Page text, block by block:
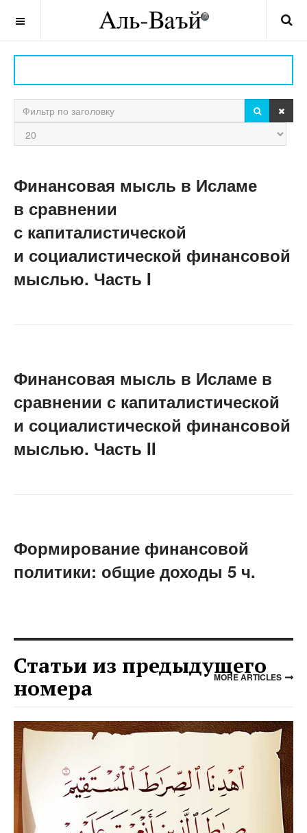
Фильтр по заголовку ПОИСК
Кол-
во
Финансовая мысль в Исламе
в сравнении
с капиталистической
и социалистической финансовой
мыслью. Часть I
Финансовая мысль в Исламе в
сравнении с капиталистической
и социалистической финансовой
мыслью. Часть II
Формирование финансовой
политики: общие доходы 5 ч.
Статьи из предыдущего
номера
MORE ARTICLES